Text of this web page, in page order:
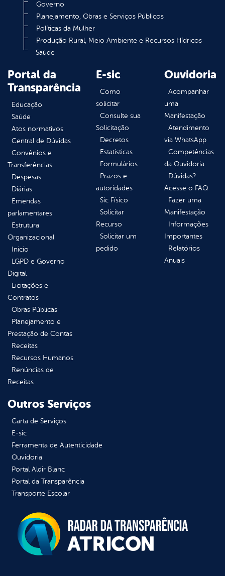
Governo
Planejamento, Obras e Serviços Públicos
Políticas da Mulher
Produção Rural, Meio Ambiente e Recursos Hídricos
Saúde
Portal da
Transparência
Educação
Saúde
Atos normativos
Central de Dúvidas
Convênios e
Transferências
Despesas
Diárias
Emendas
parlamentares
Estrutura
Organizacional
Inicio
LGPD e Governo
Digital
Licitações e
Contratos
Obras Públicas
Planejamento e
Prestação de Contas
Receitas
Recursos Humanos
Renúncias de
Receitas
E-sic
Como
solicitar
Consulte sua
Solicitação
Decretos
Estatísticas
Formulários
Prazos e
autoridades
Sic Físico
Solicitar
Recurso
Solicitar um
pedido
Ouvidoria
Acompanhar
uma
Manifestação
Atendimento
via WhatsApp
Competências
da Ouvidoria
Dúvidas?
Acesse o FAQ
Fazer uma
Manifestação
Informações
Importantes
Relatórios
Anuais
Outros Serviços
Carta de Serviços
E-sic
Ferramenta de Autenticidade
Ouvidoria
Portal Aldir Blanc
Portal da Transparência
Transporte Escolar